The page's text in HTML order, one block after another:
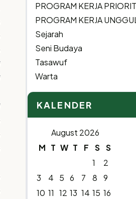
PROGRAM KERJA
PROGRAM KERJA
Sejarah
Seni Budaya
Tasawuf
Warta
KALENDER
August 2026
M T W T F S S
1
2
3
4 5 6 7 8
9
10 11 12 13 14 15 16